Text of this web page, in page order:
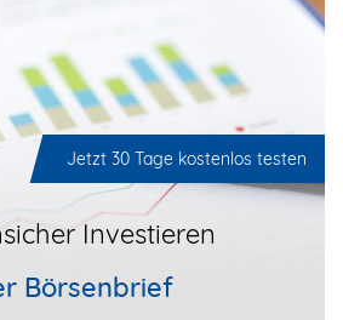
Jetzt 30 Tage kostenlos testen
Investieren
Börsenbrief